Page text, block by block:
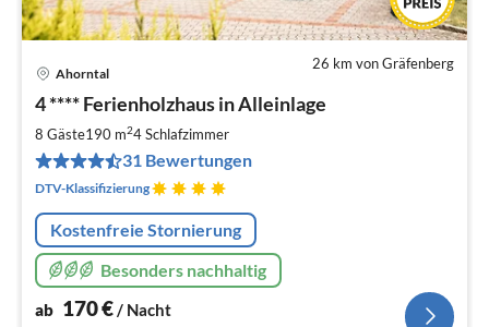
26 km von Gräfenberg
Ahorntal
4 **** Ferienholzhaus in Alleinlage
8 Gäste190 m24Schlafzimmer
31 Bewertungen
DTV-Klassifizierung
Kostenfreie Stornierung
Besonders nachhaltig
ab 170€/ Nacht